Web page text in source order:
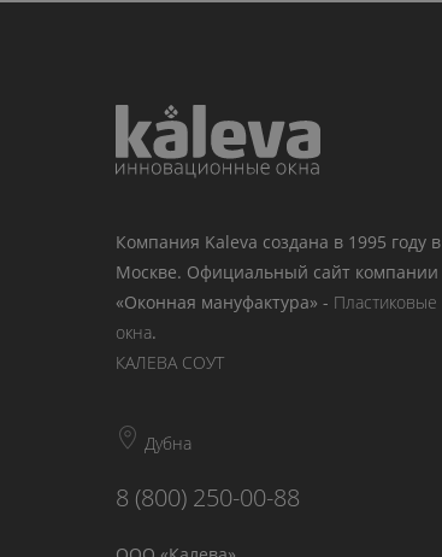
Компания Kaleva создана в 1995 году в
Москве. Официальный сайт компании
«Оконная мануфактура» - Пластиковые
окна.
КАЛЕВА СОУТ
Дубна
8 (800) 250-00-88